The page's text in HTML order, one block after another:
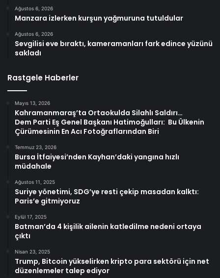
Ağustos 6, 2026
Manzara izlerken kurşun yağmuruna tutuldular
Ağustos 6, 2026
Sevgilisi eve bıraktı, kameramanları fark edince yüzünü
sakladı
Rastgele Haberler
Mayıs 13, 2026
Kahramanmaraş’ta Ortaokulda Silahlı Saldırı…
Dem Parti Eş Genel Başkanı Hatimoğulları: Bu Ülkenin
Çürümesinin En Acı Fotoğraflarından Biri
Temmuz 23, 2026
Bursa İtfaiyesi’nden Kayhan’daki yangına hızlı
müdahale
Ağustos 11, 2025
Suriye yönetimi, SDG’ye resti çekip masadan kalktı:
Paris’e gitmiyoruz
Eylül 17, 2025
Batman’da 4 kişilik ailenin katledilme nedeni ortaya
çıktı
Nisan 23, 2025
Trump, Bitcoin yükselirken kripto para sektörü için net
düzenlemeler talep ediyor